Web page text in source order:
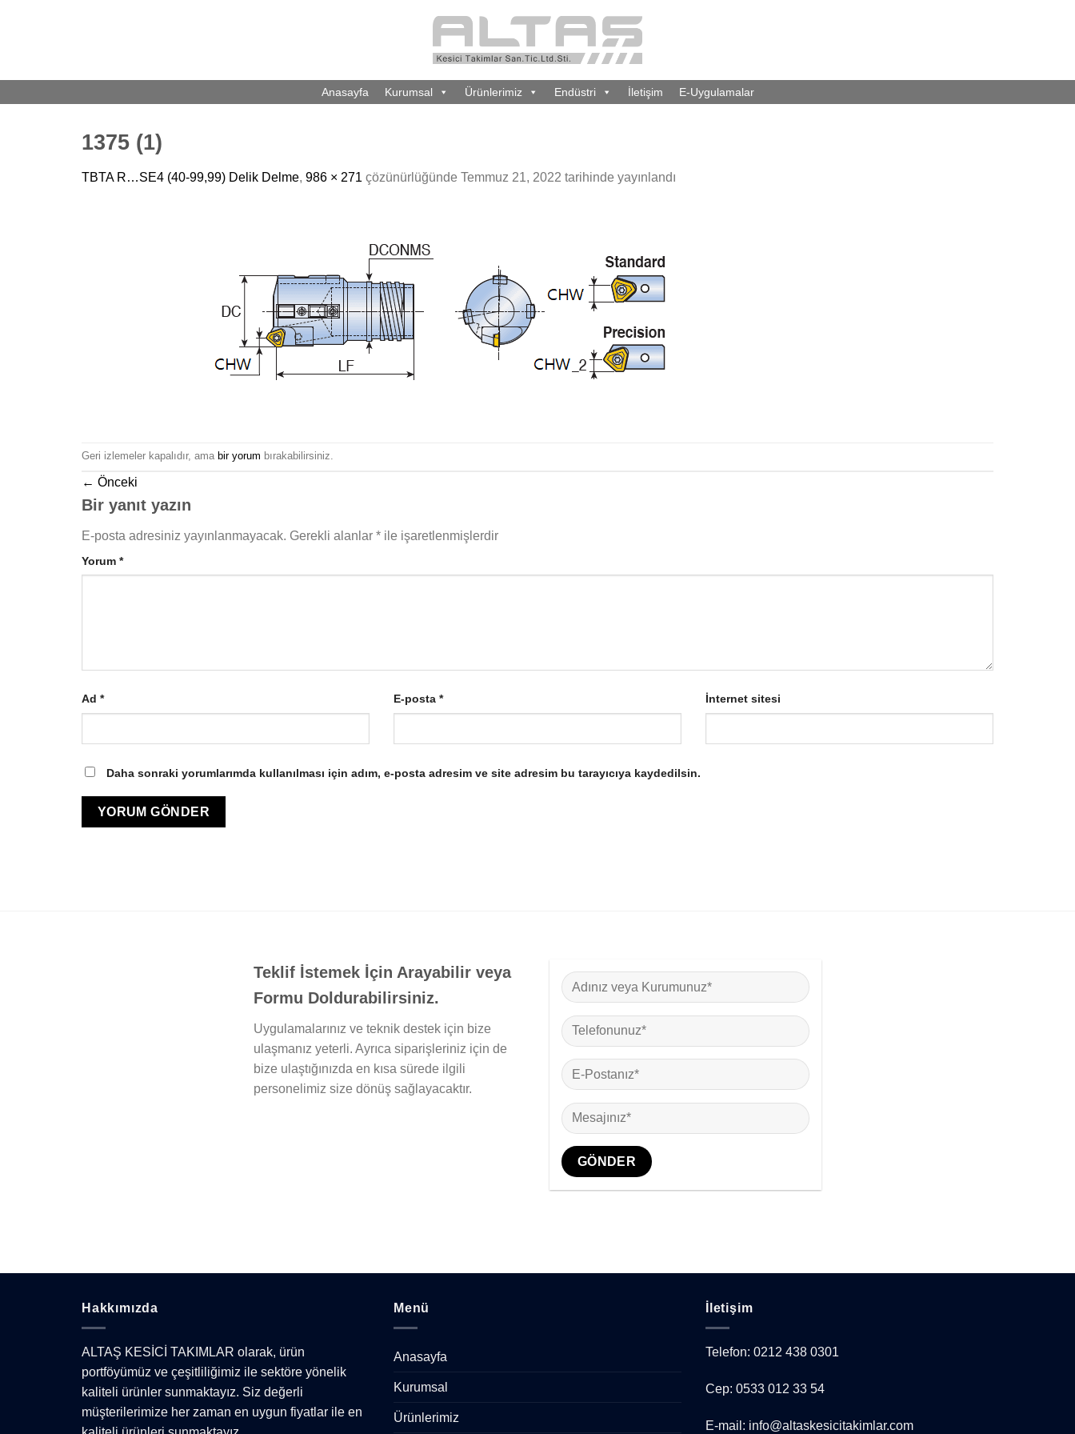
Anasayfa Kurumsal Ürünlerimiz Endüstri İletişim E-Uygulamalar
1375 (1)
TBTA R…SE4 (40-99,99) Delik Delme, 986 × 271 çözünürlüğünde Temmuz 21, 2022 tarihinde yayınlandı
Geri izlemeler kapalıdır, ama bir yorum bırakabilirsiniz.
← Önceki
Bir yanıt yazın
E-posta adresiniz yayınlanmayacak. Gerekli alanlar * ile işaretlenmişlerdir
Yorum *
Ad * E-posta * İnternet sitesi
Daha sonraki yorumlarımda kullanılması için adım, e-posta adresim ve site adresim bu tarayıcıya kaydedilsin.
Teklif İstemek İçin Arayabilir veya
Formu Doldurabilirsiniz.
Uygulamalarınız ve teknik destek için bize
ulaşmanız yeterli. Ayrıca siparişleriniz için de
bize ulaştığınızda en kısa sürede ilgili
personelimiz size dönüş sağlayacaktır.
Hakkımızda
ALTAŞ KESİCİ TAKIMLAR olarak, ürün
portföyümüz ve çeşitliliğimiz ile sektöre yönelik
kaliteli ürünler sunmaktayız. Siz değerli
müşterilerimize her zaman en uygun fiyatlar ile en
Menü
Anasayfa
Kurumsal
Ürünlerimiz
İletişim
Telefon: 0212 438 0301
Cep: 0533 012 33 54
E-mail: info@altaskesicitakimlar.com